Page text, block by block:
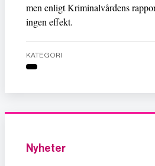
men enligt Kriminalvårdens
ingen effekt.
KATEGORI
Nyheter